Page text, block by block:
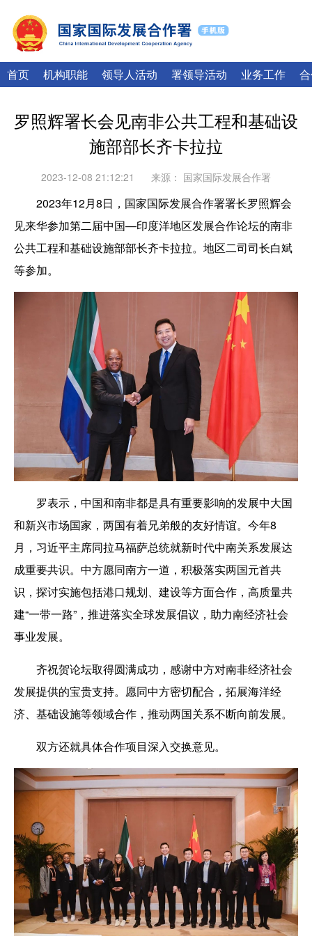
首页 机构职能 领导人活动 署领导活动 业务工作
罗照辉署长会见南非公共工程和基础设
施部部长齐卡拉拉
2023-12-08 21:12:21 来源： 国家国际发展合作署
2023年12月8日，国家国际发展合作署署长罗照辉会
见来华参加第二届中国—印度洋地区发展合作论坛的南非
公共工程和基础设施部部长齐卡拉拉。地区二司司长白斌
等参加。
罗表示，中国和南非都是具有重要影响的发展中大国
和新兴市场国家，两国有着兄弟般的友好情谊。今年8
月，习近平主席同拉马福萨总统就新时代中南关系发展达
成重要共识。中方愿同南方一道，积极落实两国元首共
识，探讨实施包括港口规划、建设等方面合作，高质量共
建“一带一路”，推进落实全球发展倡议，助力南经济社会
事业发展。
齐祝贺论坛取得圆满成功，感谢中方对南非经济社会
发展提供的宝贵支持。愿同中方密切配合，拓展海洋经
济、基础设施等领域合作，推动两国关系不断向前发展。
双方还就具体合作项目深入交换意见。